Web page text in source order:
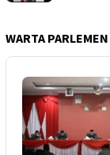
WARTA PARLEMEN